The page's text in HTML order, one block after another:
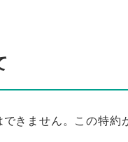
きません。この特